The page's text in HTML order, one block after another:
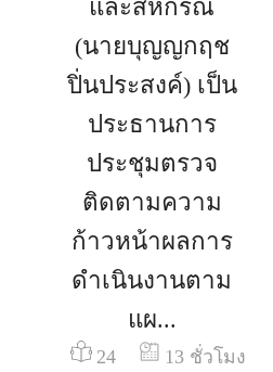
และสหกรณ์
(นายบุญญกฤช
ปิ่นประสงค์) เป็น
ประธานการ
ประชุมตรวจ
ติดตามความ
ก้าวหน้าผลการ
ดำเนินงานตาม
แผ...
24
13 ชั่วโมง